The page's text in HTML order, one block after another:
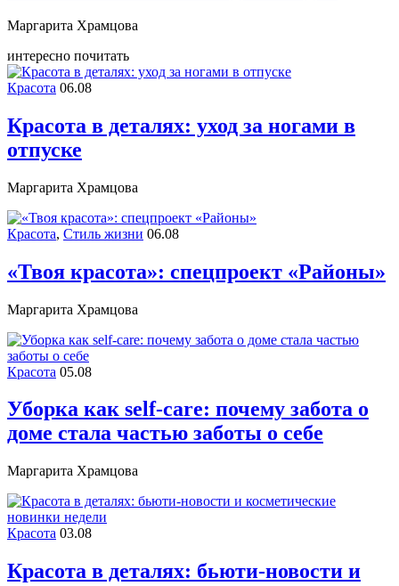
Маргарита Храмцова
интересно почитать
Красота 06.08
Красота в деталях: уход за ногами в
отпуске
Маргарита Храмцова
Красота, Стиль жизни 06.08
«Твоя красота»: спецпроект «Районы»
Маргарита Храмцова
Красота 05.08
Уборка как self-care: почему забота о
доме стала частью заботы о себе
Маргарита Храмцова
Красота 03.08
Красота в деталях: бьюти-новости и